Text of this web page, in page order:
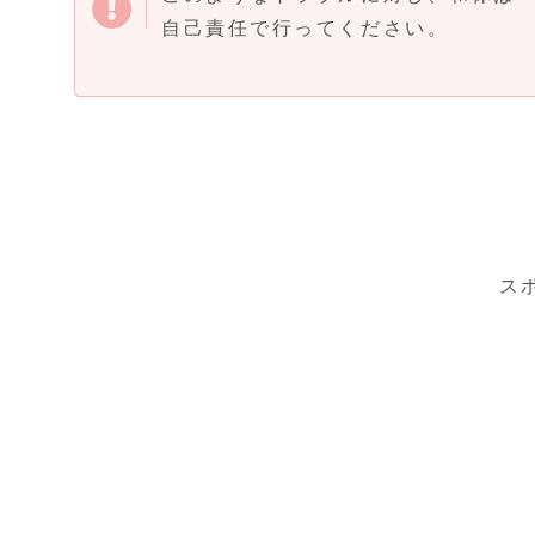
自己責任で行ってください。
ス